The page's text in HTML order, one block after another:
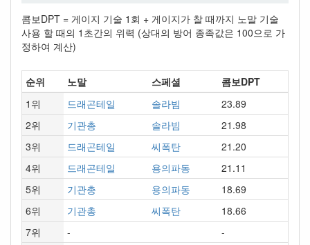
콤보DPT = 게이지 기술 1회 + 게이지가 찰 때까지 노말 기술
사용 할 때의 1초간의 위력 (상대의 방어 종족값은 100으로 가
정하여 계산)
순위 노말 스페셜
콤보DPT
1위
드래곤테일 솔라빔
23.89
2위
기관총 솔라빔
21.98
3위
드래곤테일 씨폭탄
21.20
4위
드래곤테일 용의파동
21.11
5위
기관총 용의파동
18.69
6위
기관총 씨폭탄
18.66
7위
-
-